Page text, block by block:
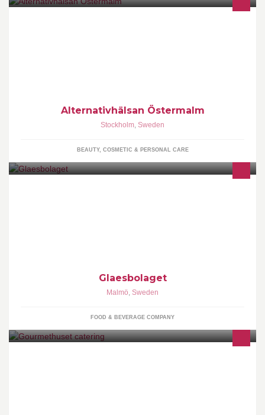
Alternativhälsan Östermalm
Stockholm, Sweden
BEAUTY, COSMETIC & PERSONAL CARE
Glaesbolaget
Malmö, Sweden
FOOD & BEVERAGE COMPANY